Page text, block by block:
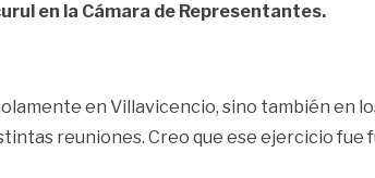
en la Cámara de Representantes.
en Villavicencio, sino también en
reuniones. Creo que ese ejercicio